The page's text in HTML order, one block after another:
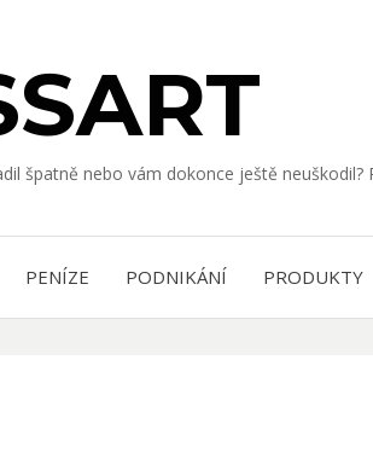
špatně nebo vám dokonce ještě
PENÍZE PODNIKÁNÍ PRODUKTY